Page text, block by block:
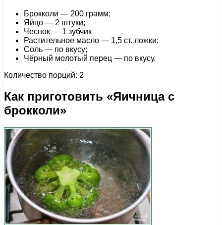
Брокколи — 200 грамм;
Яйцо — 2 штуки;
Чеснок — 1 зубчик
Растительное масло — 1,5 ст. ложки;
Соль — по вкусу;
Чёрный молотый перец — по вкусу.
Количество порций: 2
Как приготовить «Яичница с
брокколи»